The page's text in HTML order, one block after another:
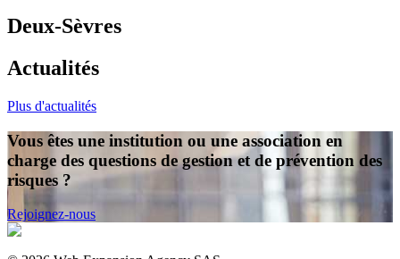
Deux-Sèvres
Actualités
Plus d'actualités
Vous êtes une institution ou une association en
charge des questions de gestion et de prévention des
risques ?
Rejoignez-nous